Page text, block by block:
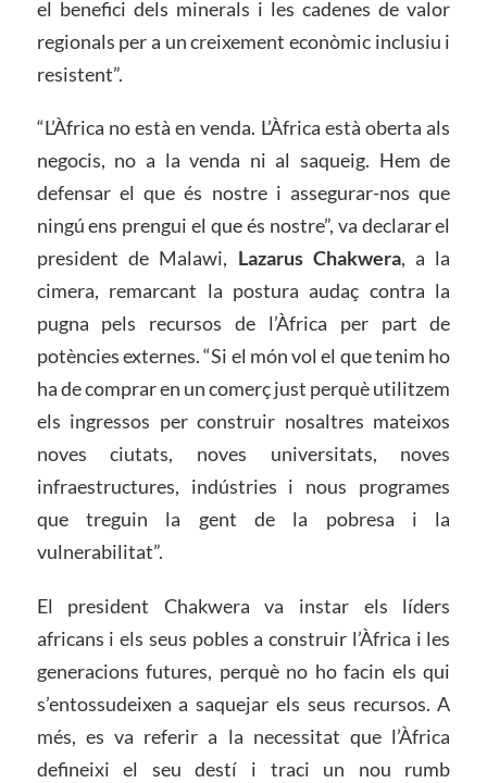
el benefici dels minerals i les cadenes de valor
regionals per a un creixement econòmic inclusiu i
resistent”.
“L’Àfrica no està en venda. L’Àfrica està oberta als
negocis, no a la venda ni al saqueig. Hem de
defensar el que és nostre i assegurar-nos que
ningú ens prengui el que és nostre”, va declarar el
president de Malawi, Lazarus Chakwera, a la
cimera, remarcant la postura audaç contra la
pugna pels recursos de l’Àfrica per part de
potències externes. “Si el món vol el que tenim ho
ha de comprar en un comerç just perquè utilitzem
els ingressos per construir nosaltres mateixos
noves ciutats, noves universitats, noves
infraestructures, indústries i nous programes
que treguin la gent de la pobresa i la
vulnerabilitat”.
El president Chakwera va instar els líders
africans i els seus pobles a construir l’Àfrica i les
generacions futures, perquè no ho facin els qui
s’entossudeixen a saquejar els seus recursos. A
més, es va referir a la necessitat que l’Àfrica
defineixi el seu destí i traci un nou rumb